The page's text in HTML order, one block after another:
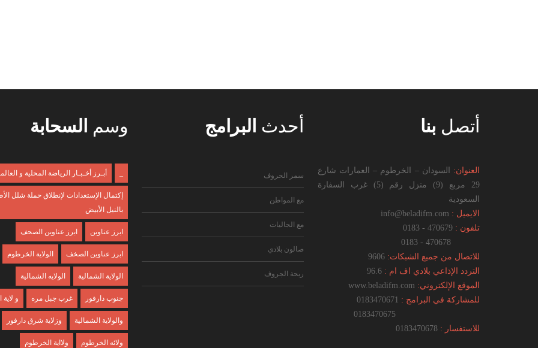
أتصل بنا
العنوان: السودان – الخرطوم – العمارات شارع
29 مربع (9) منزل رقم (5) غرب السفارة
السعودية
الايميل :
تلفون :
للاتصال من جميع الشبكات:
التردد الإذاعي بلادي اف ام :
الموقع الإلكتروني:
للمشاركة في البرامج :
للاستفسار :
أحدث البرامج
سمر الحروف
مع المواطن
مع الجاليات
صالون بلادي
ريحة الجروف
وسم السحابة
أبـرز أخـبـار الرياضة المحلية و
إكتمال الإستعدادات لإنطلاق حملة شلل
بالنيل الأبيض
ابرز عناوين ابرز عناوين الصحف
ابرز عناوين الصخف الولاية الخرطوم
الولاية الشمالية الولايه الشمالية
جنوب دارفور غرب جبل مره و
والولاية الشمالية وزلاية شرق دارفور
ولائه الخرطوم ولااية الخرطوم